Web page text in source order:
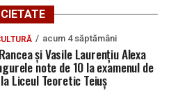
acum 4 săptămâni
și Vasile Laurențiu Alexa
note de 10 la examenul de
Liceul Teoretic Teiuș